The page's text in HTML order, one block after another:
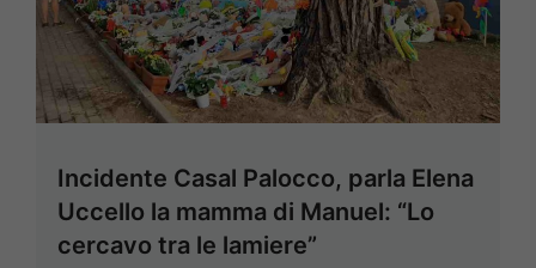
Incidente Casal Palocco, parla Elena
Uccello la mamma di Manuel: “Lo
cercavo tra le lamiere”